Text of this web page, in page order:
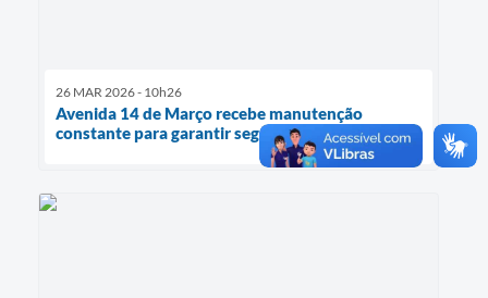
26 MAR 2026 - 10h26
Avenida 14 de Março recebe manutenção
constante para garantir segurança e mobilidade